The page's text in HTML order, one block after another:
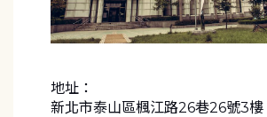
地址：
新北市泰山區楓江路26巷26號3樓